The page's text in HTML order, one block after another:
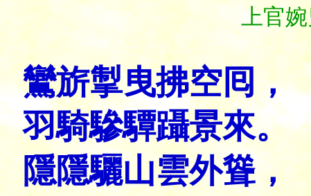
上官
鸞旂掣曳拂空囘，
羽騎驂驔躡景來。
隱隱驪山雲外聳，